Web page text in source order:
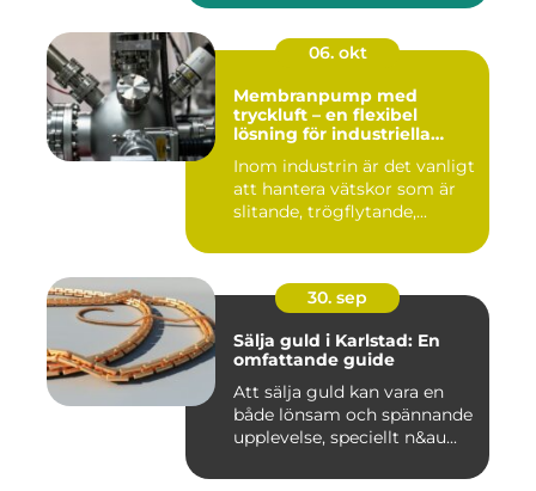
06. okt
Membranpump med
tryckluft – en flexibel
lösning för industriella
Inom industrin är det vanligt
att hantera vätskor som är
slitande, trögflytande,...
30. sep
Sälja guld i Karlstad: En
omfattande guide
Att sälja guld kan vara en
både lönsam och spännande
upplevelse, speciellt n&au...